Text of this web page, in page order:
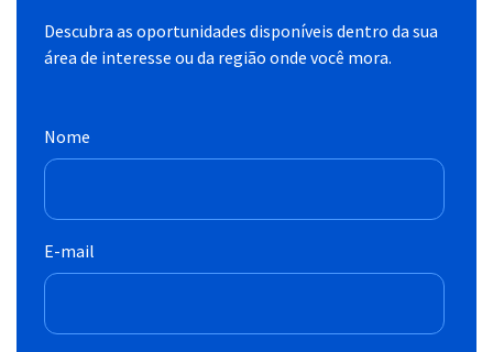
Descubra as oportunidades disponíveis dentro da sua
área de interesse ou da região onde você mora.
Nome
E-mail